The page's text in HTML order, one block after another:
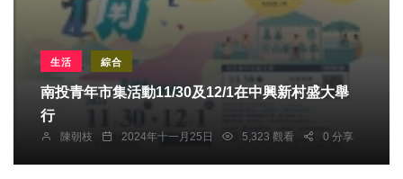
生活 綜合
南投青年市集活動11/30及12/1在中興新村盛大舉
行
陳朝枝 2024年十一月25日 5,323 觀看 0 分享